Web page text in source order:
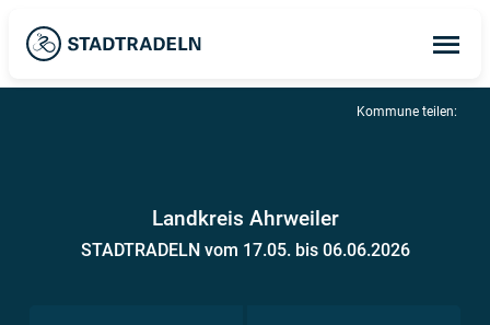
Landkreis Ahrweiler
STADTRADELN vom 17.05. bis 06.06.2026
Kommune teilen: